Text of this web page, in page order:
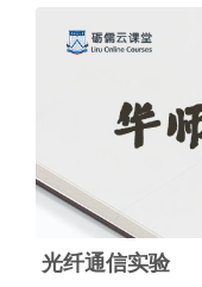
光纤通信实验